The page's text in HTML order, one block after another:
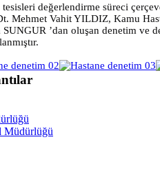
değerlendirme süreci
Mehmet Vahit YILDIZ, Kamu
’dan oluşan denetim ve
Müdürlüğü